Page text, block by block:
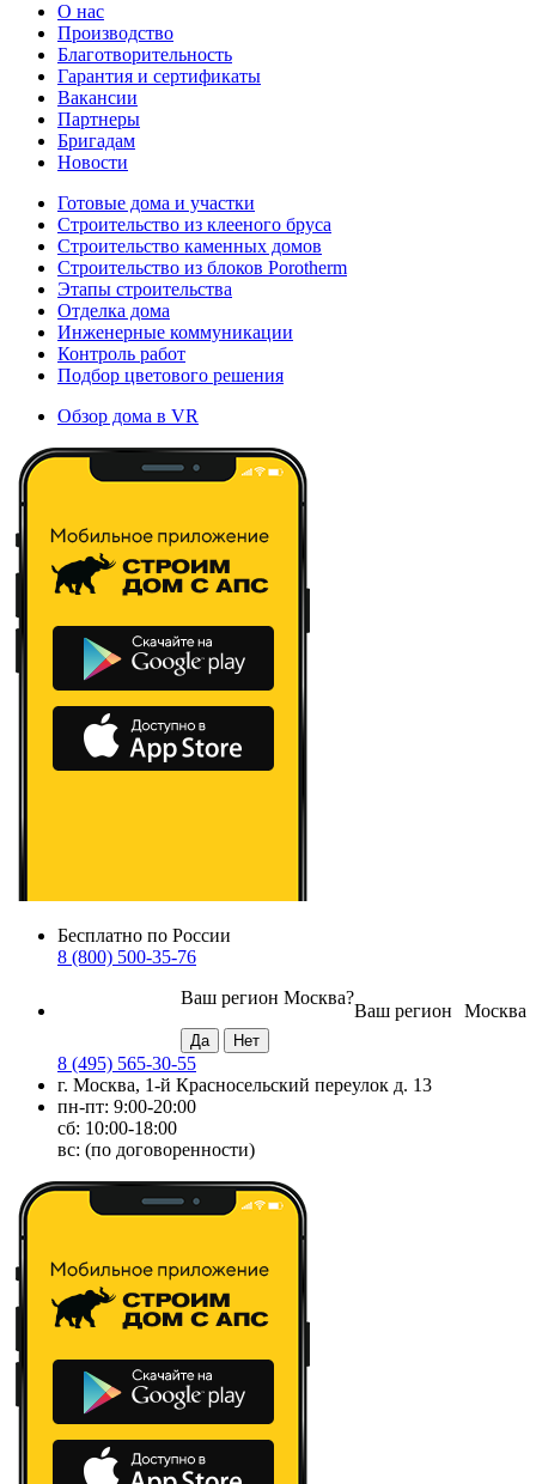
О нас
Производство
Благотворительность
Гарантия и сертификаты
Вакансии
Партнеры
Бригадам
Новости
Готовые дома и участки
Строительство из клееного бруса
Строительство каменных домов
Строительство из блоков Porotherm
Этапы строительства
Отделка дома
Инженерные коммуникации
Контроль работ
Подбор цветового решения
Обзор дома в VR
Бесплатно по России
8 (800) 500-35-76
Москва
Ваш регион
Ваш регион Москва?
8 (495) 565-30-55
г. Москва, 1-й Красносельский переулок д. 13
пн-пт: 9:00-20:00
сб: 10:00-18:00
вс: (по договоренности)